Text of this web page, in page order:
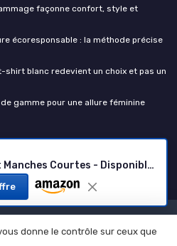
Lot de 7 Tee-Shirt Manches Courtes - Disponible en Grandes Tailles du M au 5XL 3XL Kaki, Rouge, Écru, Bleu , Noir, Bleu Nuit, Gris Foncé
façonne confort, style et
écoresponsable : la méthode précise
shirt blanc redevient un choix et pas un
gamme pour une allure féminine
donne le contrôle sur ceux que